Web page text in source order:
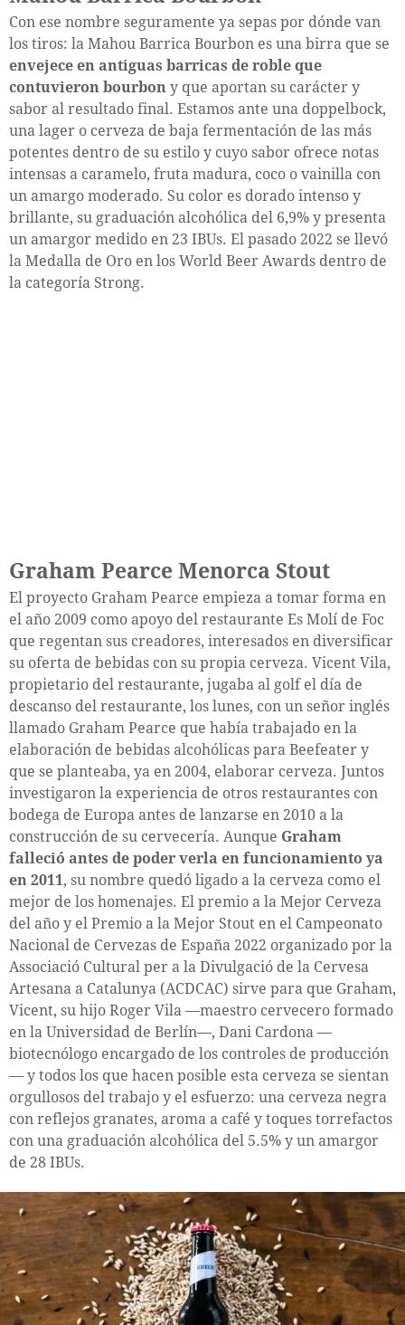
Con ese nombre seguramente ya sepas por dónde van
los tiros: la Mahou Barrica Bourbon es una birra que se
envejece en antiguas barricas de roble que
contuvieron bourbon y que aportan su carácter y
sabor al resultado final. Estamos ante una doppelbock,
una lager o cerveza de baja fermentación de las más
potentes dentro de su estilo y cuyo sabor ofrece notas
intensas a caramelo, fruta madura, coco o vainilla con
un amargo moderado. Su color es dorado intenso y
brillante, su graduación alcohólica del 6,9% y presenta
un amargor medido en 23 IBUs. El pasado 2022 se llevó
la Medalla de Oro en los World Beer Awards dentro de
la categoría Strong.
Graham Pearce Menorca Stout
El proyecto Graham Pearce empieza a tomar forma en
el año 2009 como apoyo del restaurante Es Molí de Foc
que regentan sus creadores, interesados en diversificar
su oferta de bebidas con su propia cerveza. Vicent Vila,
propietario del restaurante, jugaba al golf el día de
descanso del restaurante, los lunes, con un señor inglés
llamado Graham Pearce que había trabajado en la
elaboración de bebidas alcohólicas para Beefeater y
que se planteaba, ya en 2004, elaborar cerveza. Juntos
investigaron la experiencia de otros restaurantes con
bodega de Europa antes de lanzarse en 2010 a la
construcción de su cervecería. Aunque Graham
falleció antes de poder verla en funcionamiento ya
en 2011, su nombre quedó ligado a la cerveza como el
mejor de los homenajes. El premio a la Mejor Cerveza
del año y el Premio a la Mejor Stout en el Campeonato
Nacional de Cervezas de España 2022 organizado por la
Associació Cultural per a la Divulgació de la Cervesa
Artesana a Catalunya (ACDCAC) sirve para que Graham,
Vicent, su hijo Roger Vila —maestro cervecero formado
en la Universidad de Berlín—, Dani Cardona —
biotecnólogo encargado de los controles de producción
— y todos los que hacen posible esta cerveza se sientan
orgullosos del trabajo y el esfuerzo: una cerveza negra
con reflejos granates, aroma a café y toques torrefactos
con una graduación alcohólica del 5.5% y un amargor
de 28 IBUs.